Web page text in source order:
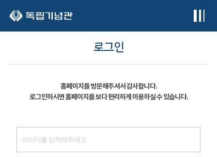
로그인
홈페이지를 방문해주셔서 감사합니다.
로그인하시면 홈페이지를 보다 편리하게 이용하실 수 있습니다.